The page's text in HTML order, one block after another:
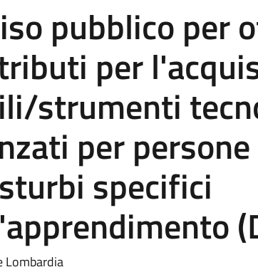
pubblico per
per
strumenti
per
specifici
Lombardia